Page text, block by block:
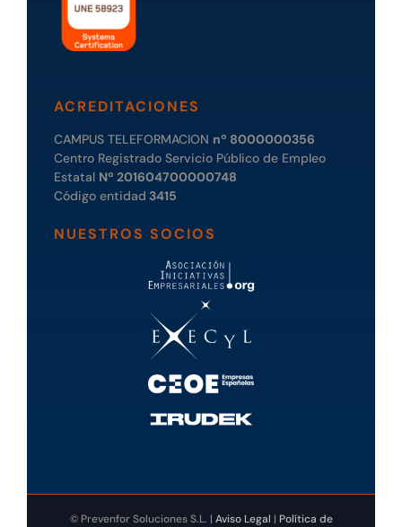
ACREDITACIONES
CAMPUS TELEFORMACION nº 8000000356
Centro Registrado Servicio Público de Empleo
Estatal Nº 201604700000748
Código entidad 3415
NUESTROS SOCIOS
© Prevenfor Soluciones S.L. | Aviso Legal | Política de